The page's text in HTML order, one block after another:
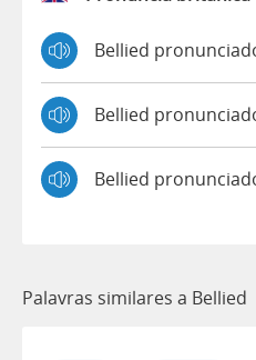
Bellied
Bellied
Bellied
Palavras similares a Bellied